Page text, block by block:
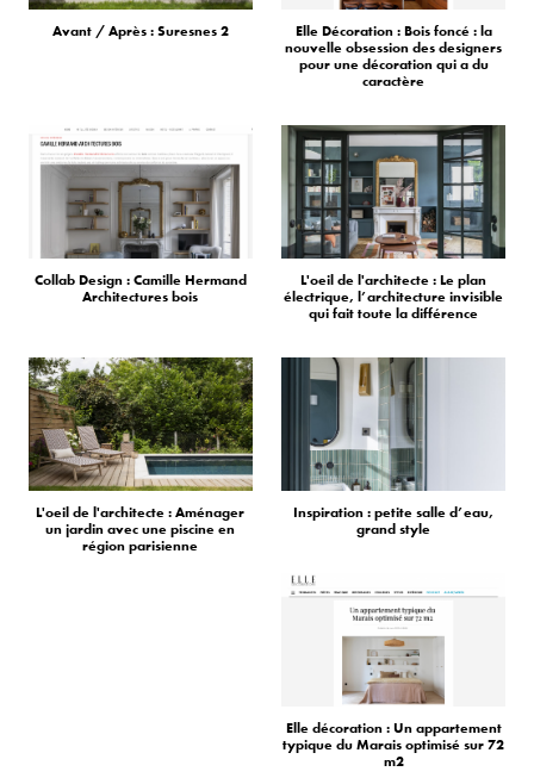
Avant / Après : Suresnes 2
Elle Décoration : Bois foncé : la
nouvelle obsession des designers
pour une décoration qui a du
caractère
Collab Design : Camille Hermand
Architectures bois
L'oeil de l'architecte : Le plan
électrique, l’architecture invisible
qui fait toute la différence
L'oeil de l'architecte : Aménager
un jardin avec une piscine en
région parisienne
Inspiration : petite salle d’eau,
grand style
Elle décoration : Un appartement
typique du Marais optimisé sur 72
m2